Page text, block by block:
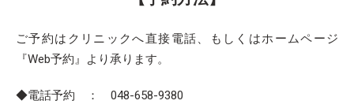
ご予約はクリニックへ直接電話、もしくはホームページ
『Web予約』より承ります。
◆電話予約 ： 048-658-9380